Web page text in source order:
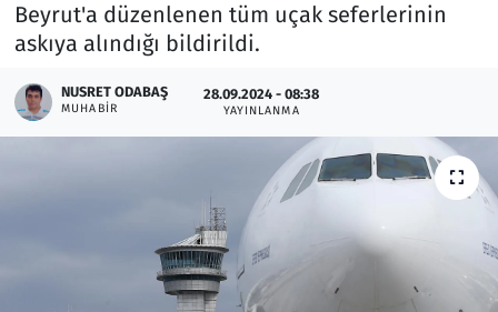
Beyrut'a düzenlenen tüm uçak seferlerinin
askıya alındığı bildirildi.
NUSRET ODABAŞ
MUHABIR
28.09.2024 - 08:38
YAYINLANMA
Lezzet Durağı
Memur ve Kamu